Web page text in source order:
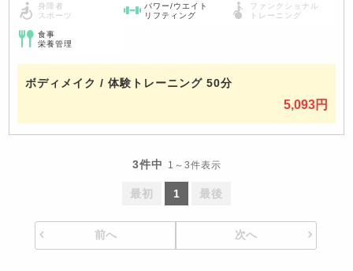
身障者
スポーツ
パワー/ウエイト
リフティング
ファンクショナル
トレーニング
食事
栄養管理
ボディメイク / 体験トレーニング 50分
5,093円
3件中 1～3件表示
最初 1 最後
前へ 次へ